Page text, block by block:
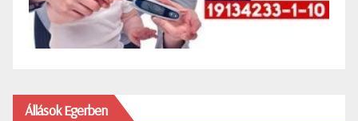
Állások Egerben